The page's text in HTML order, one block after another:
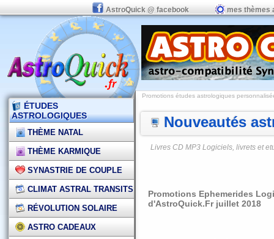
AstroQuick @ facebook mes thèmes
ÉTUDES
ASTROLOGIQUES
THÈME NATAL
THÈME KARMIQUE
SYNASTRIE DE COUPLE
CLIMAT ASTRAL TRANSITS
RÉVOLUTION SOLAIRE
ASTRO CADEAUX
Promotions études astrologiques
Nouveautés
Livres CD MP3 Logiciels, livrets et
Promotions Ephemerides
d'AstroQuick.Fr juillet 2018